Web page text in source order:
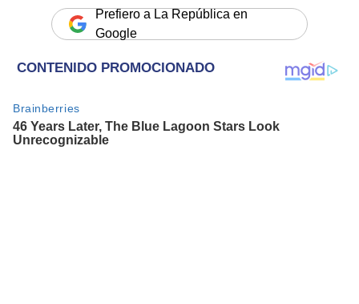
Prefiero a La República en
Google